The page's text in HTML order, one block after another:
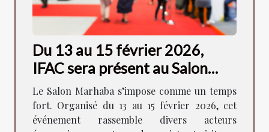
Du 13 au 15 février 2026,
IFAC sera présent au Salon
Marhaba de Lyon !
Le Salon Marhaba s’impose comme un temps
fort. Organisé du 13 au 15 février 2026, cet
événement rassemble divers acteurs